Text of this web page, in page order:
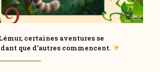
certaines aventures se
que d’autres commencent.